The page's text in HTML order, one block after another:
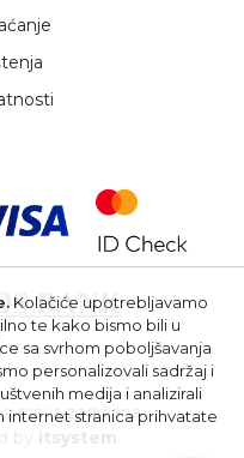
prava zadržana.
by
Kolačiće upotrebljavamo
te kako bismo bili u
sa svrhom poboljšavanja
personalizovali sadržaj i
medija i analizirali
internet stranica prihvatate